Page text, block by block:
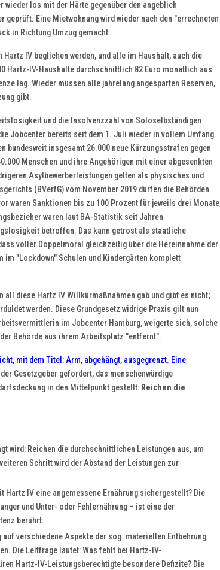
los mit der Härte gegenüber den angeblich
Eine Mietwohnung wird wieder nach den "errechneten
in Richtung Umzug gemacht.
IV beglichen werden, und alle im Haushalt, auch die
Hartz-IV-Haushalte durchschnittlich 82 Euro monatlich aus
lag. Wieder müssen alle jahrelang angesparten Reserven,
gibt.
und die Insolvenzzahl von Soloselbständigen
Jobcenter bereits seit dem 1. Juli wieder in vollem Umfang.
bundesweit insgesamt 26.000 neue Kürzungsstrafen gegen
Menschen und ihre Angehörigen mit einer abgesenkten
Asylbewerberleistungen gelten als physisches und
(BVerfG) vom November 2019 dürfen die Behörden
waren Sanktionen bis zu 100 Prozent für jeweils drei Monate
waren laut BA-Statistik seit Jahren
betroffen. Das kann getrost als staatliche
voller Doppelmoral gleichzeitig über die Hereinnahme der
"Lockdown" Schulen und Kindergärten komplett
diese Hartz IV Willkürmaßnahmen gab und gibt es nicht;
werden. Diese Grundgesetz widrige Praxis gilt nun
im Jobcenter Hamburg, weigerte sich, solche
Behörde aus ihrem Arbeitsplatz "entfernt".
mit dem Titel: Arm, abgehängt, ausgegrenzt. Eine
Gesetzgeber gefordert, das menschenwürdige
in den Mittelpunkt gestellt: Reichen die
wird: Reichen die durchschnittlichen Leistungen aus, um
Schritt wird der Abstand der Leistungen zur
Hartz IV eine angemessene Ernährung sichergestellt? Die
und Unter- oder Fehlernährung – ist eine der
berührt.
verschiedene Aspekte der sog. materiellen Entbehrung
Die Leitfrage lautet: Was fehlt bei Hartz-IV-
Hartz-IV-Leistungsberechtigte besondere Defizite? Die